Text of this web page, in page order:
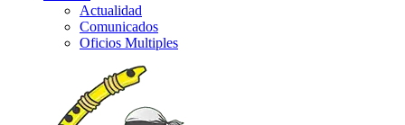
Actualidad
Comunicados
Oficios Multiples